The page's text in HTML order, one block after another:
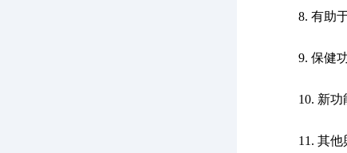
8. 有助于
9. 保健功
10. 新功能
11. 其他與